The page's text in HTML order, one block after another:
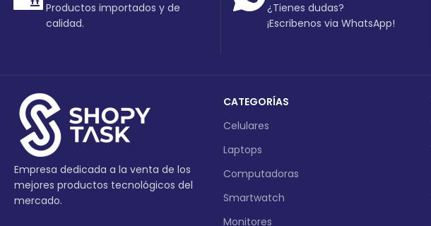
Productos importados y de
calidad.
¿Tienes dudas?
¡Escribenos via WhatsApp!
Empresa dedicada a la venta de los
mejores productos tecnológicos del
mercado.
CATEGORÍAS
Celulares
Laptops
Computadoras
Smartwatch
Monitores